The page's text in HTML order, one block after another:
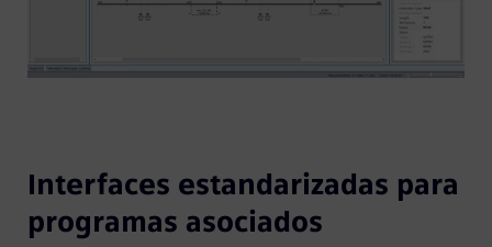
Interfaces estandarizadas para
programas asociados